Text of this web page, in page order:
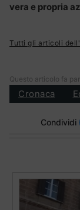
vera e propria
Tutti gli articoli
Questo articolo fa
Cronaca
Condividi